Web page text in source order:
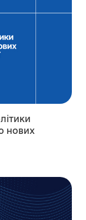
нових